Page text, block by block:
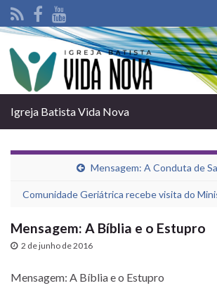
Igreja Batista Vida Nova
Mensagem: A Conduta de
Comunidade Geriátrica recebe visita do
Mensagem: A Bí­blia e o Estupro
2 de junho de 2016
Mensagem: A Bí­blia e o Estupro